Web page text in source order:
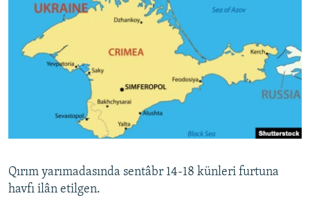
VİDEO
SÜRET
BLOGLAR
Русский
Українською
QOŞULIÑIZ!
Qırım yarımadasında sentâbr 14-18 künleri furtuna
havfı ilân etilgen.